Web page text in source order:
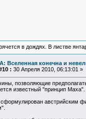
в дождях. В листве
Вселенная конечна и
: 30 Апреля 2010, 06:13:01 »
позволяющие
известный "принцип Маха".
австрийским